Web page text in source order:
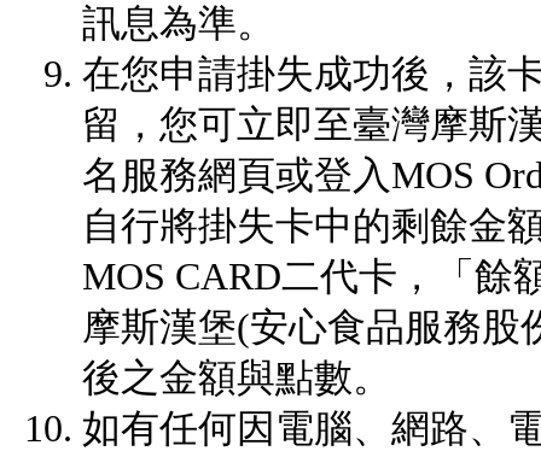
訊息為準。
在您申請掛失成功後，該
留，您可立即至臺灣摩斯
名服務網頁或登入MOS
自行將掛失卡中的剩餘金
MOS CARD二代卡，「餘
摩斯漢堡(安心食品服務股
後之金額與點數。
如有任何因電腦、網路、